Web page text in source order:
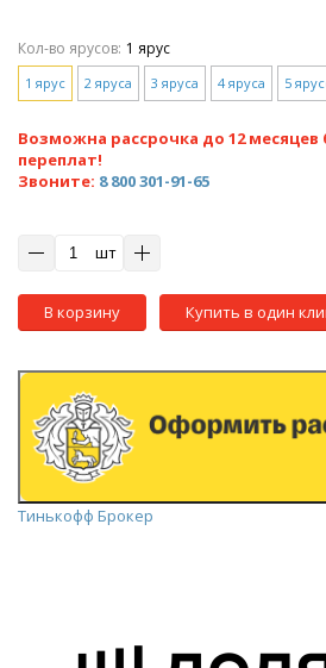
Кол-во ярусов: 1 ярус
1 ярус 2 яруса 3 яруса 4 яруса 5
Возможна рассрочка до 12 месяцев
переплат!
Звоните: 8 800 301-91-65
шт
В корзину Купить в один
Тинькофф Брокер